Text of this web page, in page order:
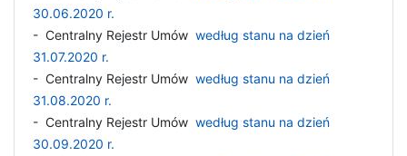
30.06.2020 r.
- Centralny Rejestr Umów według stanu na dzień
31.07.2020 r.
- Centralny Rejestr Umów według stanu na dzień
31.08.2020 r.
- Centralny Rejestr Umów według stanu na dzień
30.09.2020 r.